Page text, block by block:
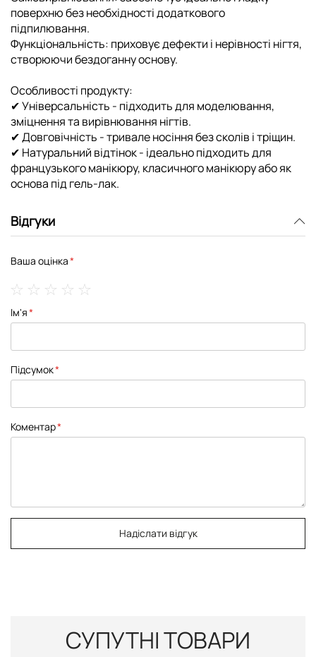
поверхню без необхідності додаткового
підпилювання.
Функціональність: приховує дефекти і нерівності нігтя,
створюючи бездоганну основу.
Особливості продукту:
✔ Універсальність - підходить для моделювання,
зміцнення та вирівнювання нігтів.
✔ Довговічність - тривале носіння без сколів і тріщин.
✔ Натуральний відтінок - ідеально підходить для
французького манікюру, класичного манікюру або як
основа під гель-лак.
Відгуки
Ваша оцінка
star
stars
stars
stars
stars
Ім'я
Підсумок
Коментар
Надіслати відгук
СУПУТНІ ТОВАРИ